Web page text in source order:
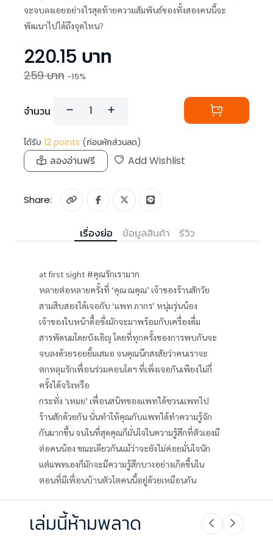
จะจบลงเอยอย่างไรสุดท้ายความสัมพันธ์ของทั้งสองคนนี้จะ
พัฒนาไปได้ถึงจุดไหน?
220.15 บาท
259บาท -15%
จำนวน
ได้รับ 12 points (ก่อนหักส่วนลด)
ลองอ่านฟรี Add Wishlist
Share:
เรื่องย่อ ข้อมูลสินค้า รีวิว
at first sight #คุณรักเรามาก
หลายต่อหลายครั้งที่ ‘คุณ ณคุณ’ เจ้าของร้านสักวัย
สามสิบสองได้เจอกับ ‘แพท ภากร’ หนุ่มรุ่นน้อง
เจ้าของใบหน้าดื้อซึ่งมักจะมาพร้อมกับเครื่องดื่ม
สารพัดนมโดยบังเอิญ โดยที่ทุกครั้งของการพบกันจะ
จบลงด้วยรอยยิ้มเสมอ จนคุณนึกสงสัยว่าคนเราจะ
ตกหลุมรักเพื่อนร่วมคอนโดฯ ที่เพิ่งเจอกันเพียงไม่กี่
ครั้งได้จริงหรือ
กระทั่ง ‘เหมย’ เพื่อนสนิทของแพทได้ชวนแพทไป
ร้านสักด้วยกัน นั่นทำให้คุณกับแพทได้ทำความรู้จัก
กันมากขึ้น จนในที่สุดคุณก็มั่นใจในความรู้สึกที่ตัวเองมี
ต่อคนน้อง ขณะเดียวกันแม้ว่าจะยังไม่ค่อยมั่นใจนัก
แต่แพทเองก็มักจะมีความรู้สึกบางอย่างเกิดขึ้นใน
ตอนที่มีเพื่อนบ้านตัวโตคนนี้อยู่ด้วยเหมือนกัน
เล่มนี้ห้ามพลาด